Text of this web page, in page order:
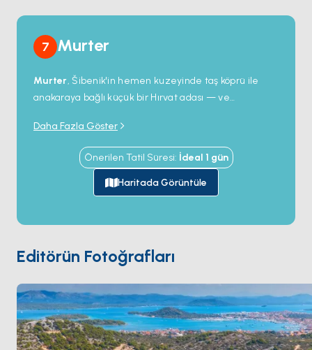
7 Murter
Murter, Šibenik'in hemen kuzeyinde taş köprü ile
anakaraya bağlı küçük bir Hırvat adası — ve
takımadaKornati Adaları Milli Parkı
charter üssü.Hramina'daki marina 400 iskele
kapasitesinde ve Kornati günübirlik yelkenleri ile
gecelik turlar için çıkış noktası olarak hizmet veriyor.
Adanın kendisi dört küçük köyü barındırıyor; hepsi
charter rotası parkın boş kanal labirentine
güneybatıya gidiyor. MurterŠibenik
Zadar'dan bir saat. SezonNisan ile Ekimarası açık.
Daha Fazla Göster
Önerilen Tatil Süresi: İdeal 1 gün
Haritada Görüntüle
Editörün Fotoğrafları